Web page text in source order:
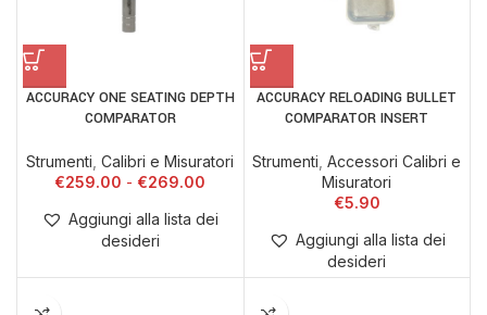
ACCURACY ONE SEATING DEPTH
COMPARATOR
Strumenti ,Calibri e Misuratori
€259.00 €269.00
Aggiungi alla lista dei
desideri
ACCURACY RELOADING BULLET
COMPARATOR INSERT
Strumenti ,Accessori Calibri e
Misuratori
€5.90
Aggiungi alla lista dei
desideri